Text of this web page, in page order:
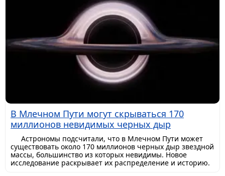
В Млечном Пути могут скрываться 170
миллионов невидимых черных дыр
Астрономы подсчитали, что в Млечном Пути может
существовать около 170 миллионов черных дыр звездной
массы, большинство из которых невидимы. Новое
исследование раскрывает их распределение и историю.